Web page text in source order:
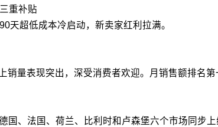
重补贴
天超低成本冷启动，新卖家红利拉满。
量表现突出，深受消费者欢迎。月销售额排名
、法国、荷兰、比利时和卢森堡六个市场同步